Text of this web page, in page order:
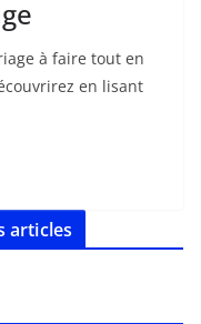
à faire tout en
en lisant
articles